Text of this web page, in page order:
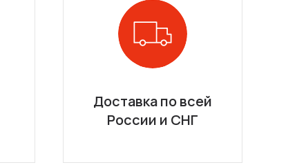
Доставка по всей
России и СНГ